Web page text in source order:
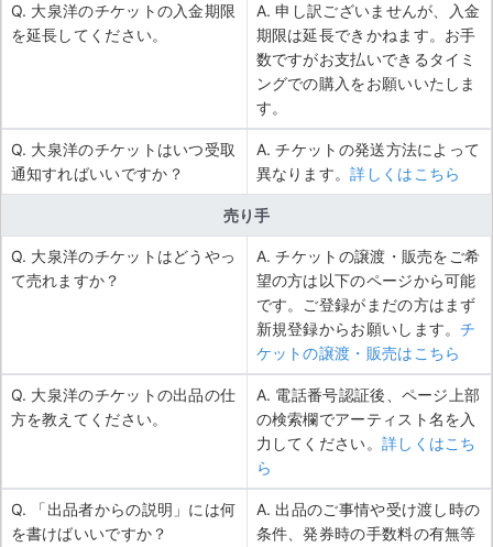
Q. 大泉洋のチケットの入金期限
を延長してください。
A. 申し訳ございませんが、入金
期限は延長できかねます。お手
数ですがお支払いできるタイミ
ングでの購入をお願いいたしま
す。
Q. 大泉洋のチケットはいつ受取
通知すればいいですか？
A. チケットの発送方法によって
異なります。詳しくはこちら
売り手
Q. 大泉洋のチケットはどうやっ
て売れますか？
A. チケットの譲渡・販売をご希
望の方は以下のページから可能
です。ご登録がまだの方はまず
新規登録からお願いします。チ
ケットの譲渡・販売はこちら
Q. 大泉洋のチケットの出品の仕
方を教えてください。
A. 電話番号認証後、ページ上部
の検索欄でアーティスト名を入
力してください。 詳しくはこち
ら
Q. 「出品者からの説明」には何
を書けばいいですか？
A. 出品のご事情や受け渡し時の
条件、発券時の手数料の有無等